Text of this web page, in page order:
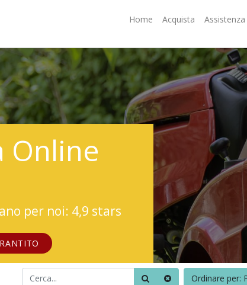
Home Acquista Assistenza
Online
per noi: 4,9 stars
Ordinare per: